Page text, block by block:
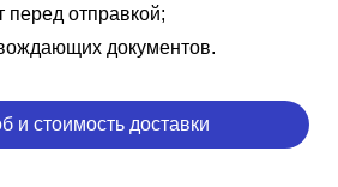
перед отправкой;
документов.
и стоимость доставки